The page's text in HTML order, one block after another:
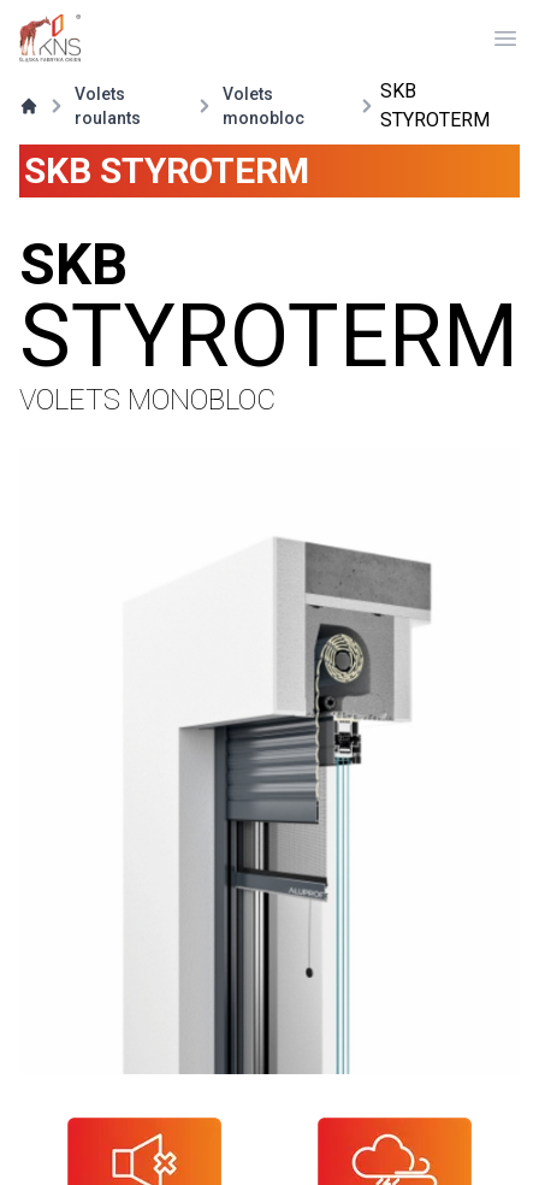
Volets
roulants
Volets
monobloc
SKB
STYROTERM
SKB STYROTERM
SKB
STYROTERM
VOLETS MONOBLOC